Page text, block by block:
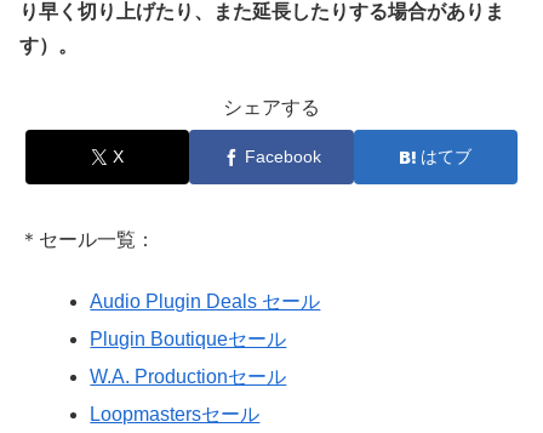
り早く切り上げたり、また延長したりする場合がありま
す）。
シェアする
X Facebook はてブ
＊セール一覧：
Audio Plugin Deals セール
Plugin Boutiqueセール
W.A. Productionセール
Loopmastersセール